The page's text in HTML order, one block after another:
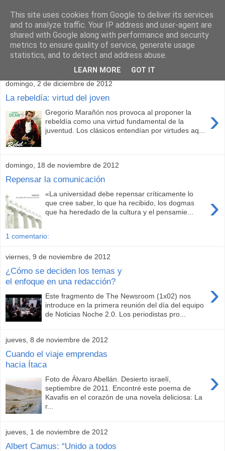
domingo, 2 de diciembre de 2012
La rebeldía: virtud del joven
›
Gregorio Marañón nos provoca al proponer la
rebeldía como una virtud fundamental de la
juventud. Los clásicos entendían por virtudes aq...
domingo, 18 de noviembre de 2012
Repensar la comunicación
›
«La universidad debe repensar críticamente lo
que cree saber, lo que ha recibido, los dogmas
que ha heredado de la cultura y el pensamie...
1 comentario:
viernes, 9 de noviembre de 2012
¿Cómo se deciden los temas y
el enfoque en una redacción?
›
Este fragmento de The Newsroom (1x02) nos
introduce en la primera reunión del día del equipo
de Noticias Noche 2.0. Los periodistas pro...
jueves, 8 de noviembre de 2012
Cuando el viaje emprendas
hacia Ítaca
›
Foto de Álvaro Abellán. Desierto israelí,
septiembre de 2011. Encontré este poema de
Kavafis en el corazón de una novela deliciosa: La
r...
jueves, 1 de noviembre de 2012
Albert Camus: “Unido a todos
This site uses cookies from Google to deliver its services
and to analyze traffic. Your IP address and user-agent are
shared with Google along with performance and security
metrics to ensure quality of service, generate usage
statistics, and to detect and address abuse.
LEARN MORE GOT IT